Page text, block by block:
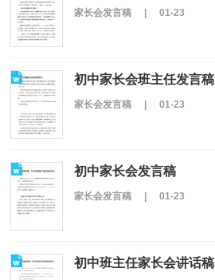
家长会发言稿 | 01-23
初中家长会班主任发言稿
家长会发言稿 | 01-23
初中家长会发言稿
家长会发言稿 | 01-23
初中班主任家长会讲话稿